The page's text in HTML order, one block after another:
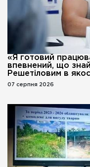
«Я готовий
впевнений, що
Решетіловим в
07 серпня 2026